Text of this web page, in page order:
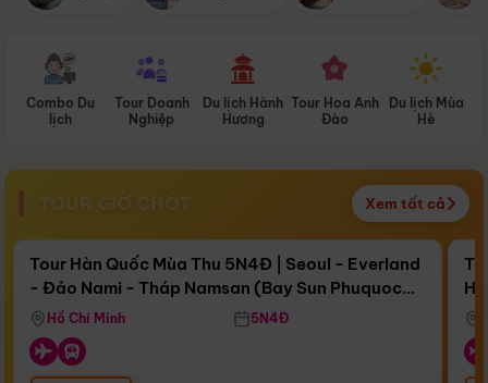
Combo Du
lịch
Tour Doanh
Nghiệp
Du lịch Hành
Hương
Tour Hoa Anh
Đào
Du lịch Mùa
Hè
TOUR GIỜ CHÓT Xem tất cả
Còn17 ngày 07:19:57
Bay Sun Phuquoc Airways
Điểm nổi bật
Tour Hàn Quốc Mùa Thu 5N4Đ | Seoul - Everland
- Đảo Nami - Tháp Namsan (Bay Sun Phuquoc
Airways)
Hồ Chí Minh 5N4Đ